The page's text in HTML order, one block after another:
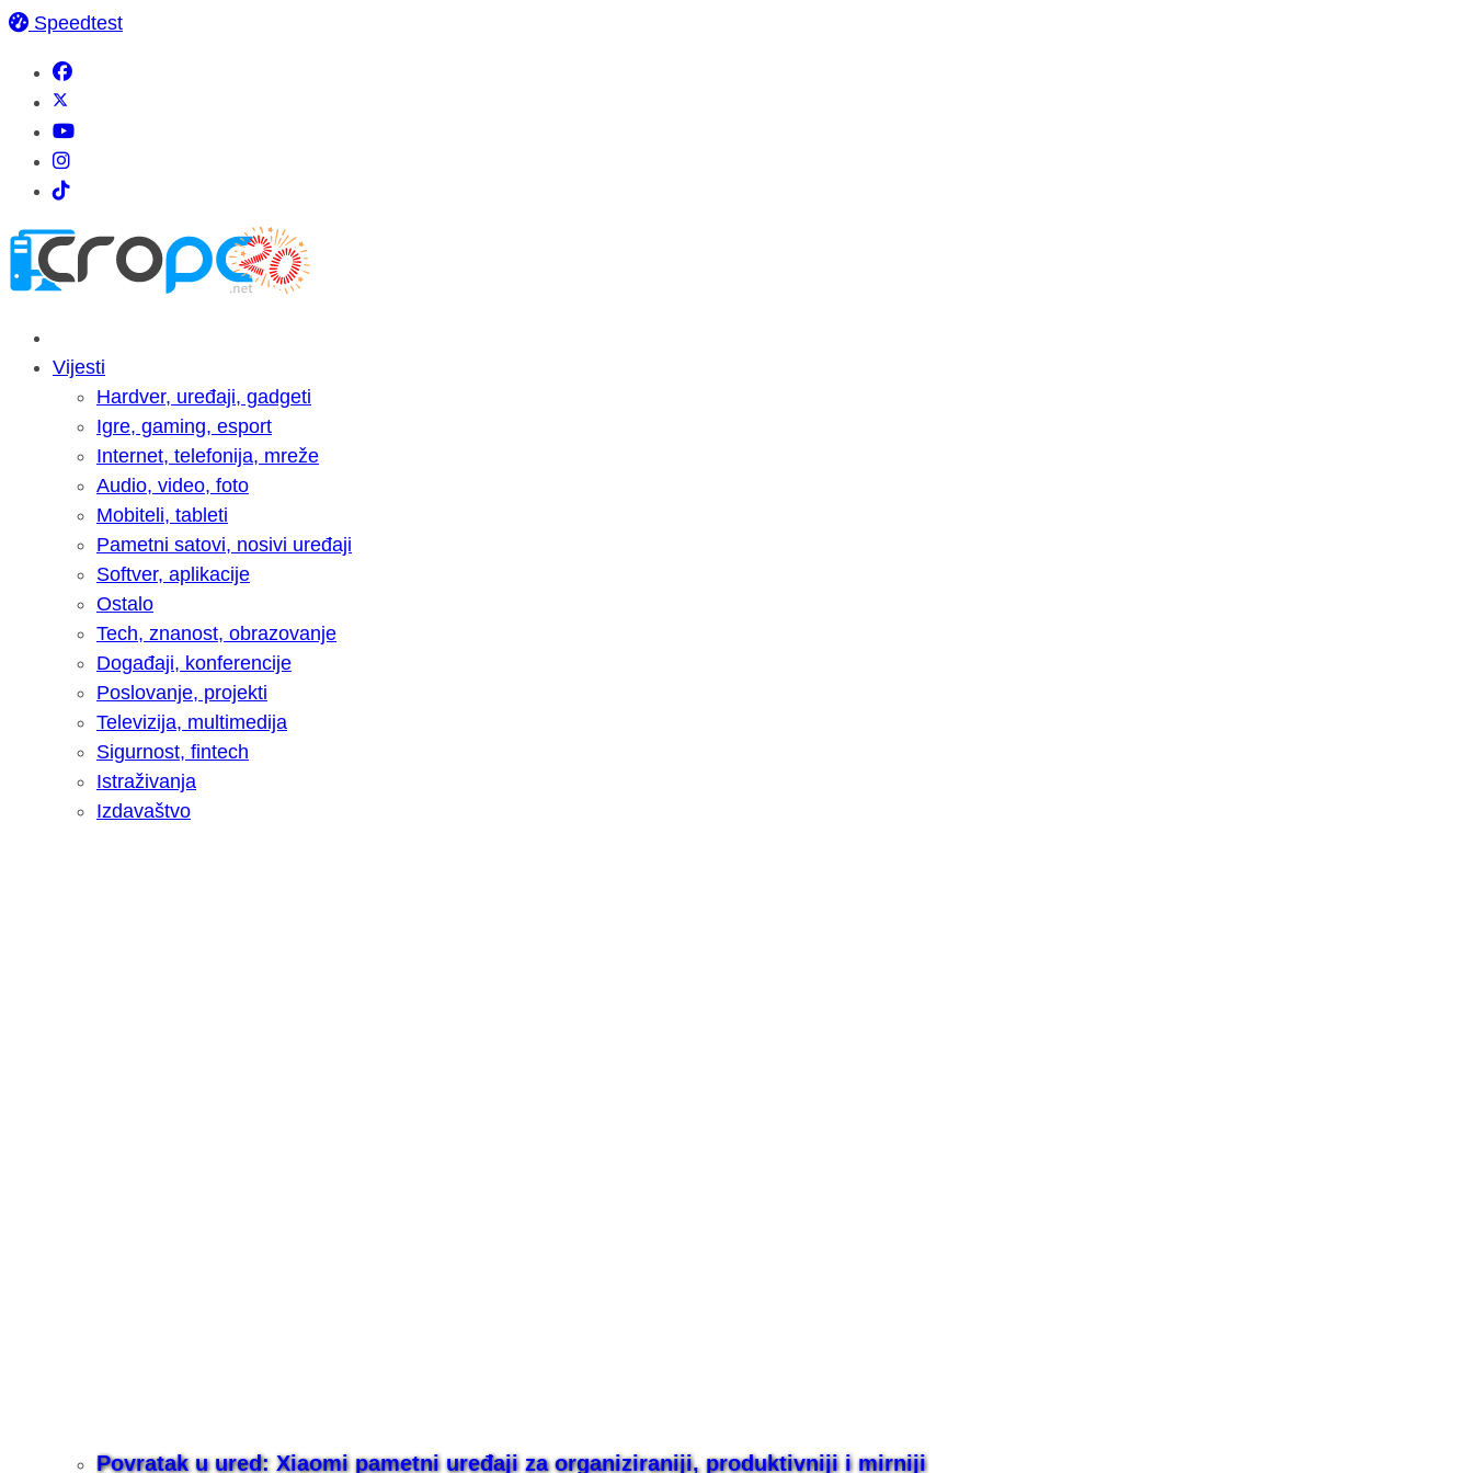
Speedtest
Vijesti
Hardver, uređaji, gadgeti
Igre, gaming, esport
Internet, telefonija, mreže
Audio, video, foto
Mobiteli, tableti
Pametni satovi, nosivi uređaji
Softver, aplikacije
Ostalo
Tech, znanost, obrazovanje
Događaji, konferencije
Poslovanje, projekti
Televizija, multimedija
Sigurnost, fintech
Istraživanja
Izdavaštvo
Povratak u ured: Xiaomi pametni uređaji za organiziraniji, produktivniji i mirniji